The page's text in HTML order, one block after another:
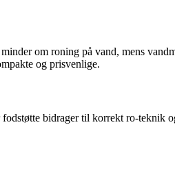
om roning på vand, mens
og prisvenlige.
bidrager til korrekt ro-teknik